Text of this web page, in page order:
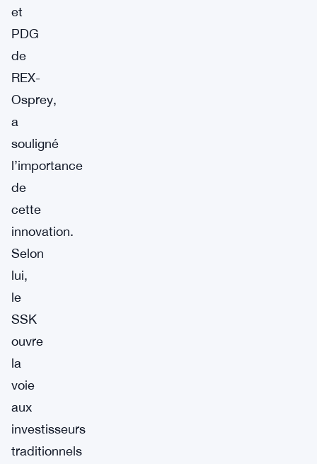
et
PDG
de
REX-
Osprey,
a
souligné
l’importance
de
cette
innovation.
Selon
lui,
le
SSK
ouvre
la
voie
aux
investisseurs
traditionnels